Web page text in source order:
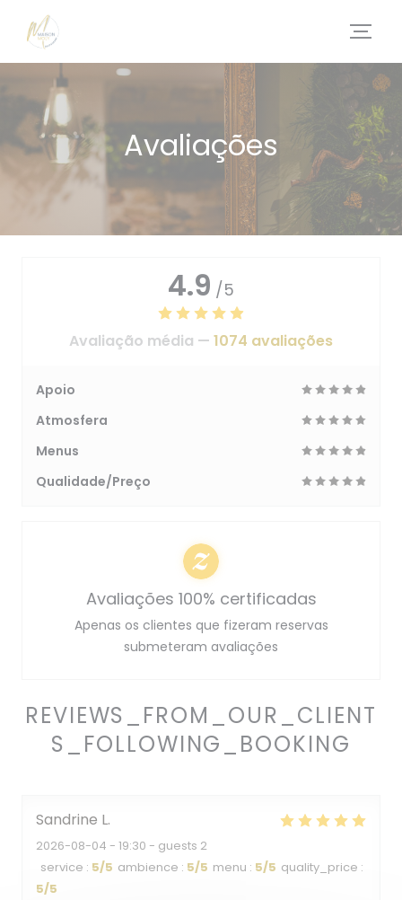
Painel de Gerenciamento de Cookies
Avaliações
REVIEWS_FROM_OUR_CLIENT
S_FOLLOWING_BOOKING
Sandrine L
2026-08-04 - 19:30 - guests 2
service : 5/5 ambience : 5/5 menu : 5/5 quality_price :
5/5
4.9 /5
Avaliação média — 1074 avaliações
Apoio
Atmosfera
Menus
Qualidade/Preço
Avaliações 100% certificadas
Apenas os clientes que fizeram reservas
submeteram avaliações